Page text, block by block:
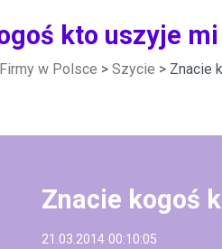
kto uszyje
Firmy w Polsce > Szycie > Znacie
Znacie kogoś
21.03.2014 00:10:05